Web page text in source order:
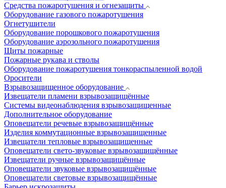
Средства пожаротушения и огнезащиты
Оборудование газового пожаротушения
Огнетушители
Оборудование порошкового пожаротушения
Оборудование аэрозольного пожаротушения
Щиты пожарные
Пожарные рукава и стволы
Оборудование пожаротушения тонкораспыленной водой
Оросители
Взрывозащищенное оборудование
Извещатели пламени взрывозащищённые
Системы видеонаблюдения взрывозащищенные
Дополнительное оборудование
Оповещатели речевые взрывозащищённые
Изделия коммутационные взрывозащищенные
Извещатели тепловые взрывозащищенные
Оповещатели свето-звуковые взрывозащищённые
Извещатели ручные взрывозащищённые
Оповещатели звуковые взрывозащищённые
Оповещатели световые взрывозащищённые